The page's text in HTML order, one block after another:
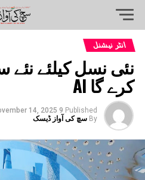
انٹر نیشنل
نئی نسل کیلئے
کرے گا AI
Published
9 months ago
14, 2025
By سچ کی آواز ڈیسک